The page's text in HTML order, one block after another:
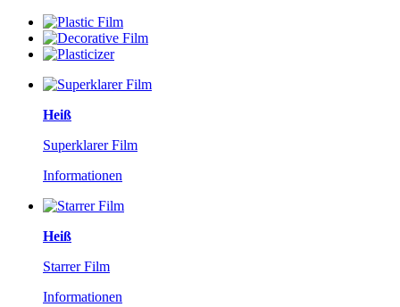
Heiß
Superklarer Film
Informationen
Heiß
Starrer Film
Informationen